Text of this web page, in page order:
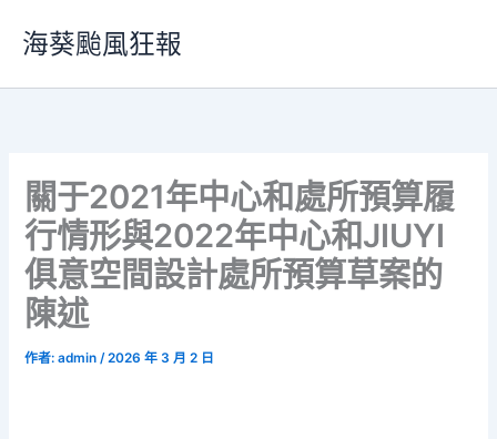
要
海葵颱風狂報
關于2021年中心和處所預算履
行情形與2022年中心和JIUYI
俱意空間設計處所預算草案的
陳述
作者:admin/2026 年 3 月 2 日